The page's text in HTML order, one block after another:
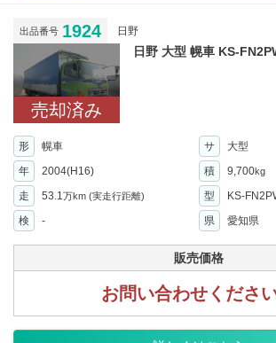
出品番号 1924 日野
売却済み
日野 大型 幌車 KS-
形 幌車 サ
大型
年
2004(H16) 積 9,700kg
走 53.1万km (実走行距離) 型
KS-
検
- 県 愛知県
販売価格
お問い合わせください